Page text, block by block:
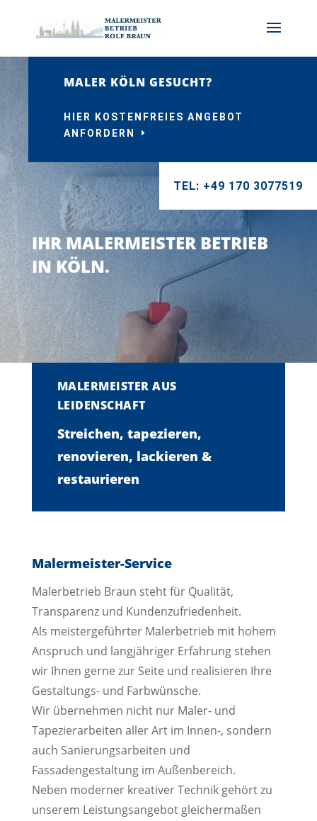
MALER KÖLN GESUCHT?
HIER KOSTENFREIES ANGEBOT
ANFORDERN
TEL: +49 170 3077519
IHR MALERMEISTER BETRIEB
IN KÖLN.
MALERMEISTER AUS
LEIDENSCHAFT
Streichen, tapezieren,
renovieren, lackieren &
restaurieren
Malermeister-Service
Malerbetrieb Braun steht für Qualität,
Transparenz und Kundenzufriedenheit.
Als meistergeführter Malerbetrieb mit hohem
Anspruch und langjähriger Erfahrung stehen
wir Ihnen gerne zur Seite und realisieren Ihre
Gestaltungs- und Farbwünsche.
Wir übernehmen nicht nur Maler- und
Tapezierarbeiten aller Art im Innen-, sondern
auch Sanierungsarbeiten und
Fassadengestaltung im Außenbereich.
Neben moderner kreativer Technik gehört zu
unserem Leistungsangebot gleichermaßen